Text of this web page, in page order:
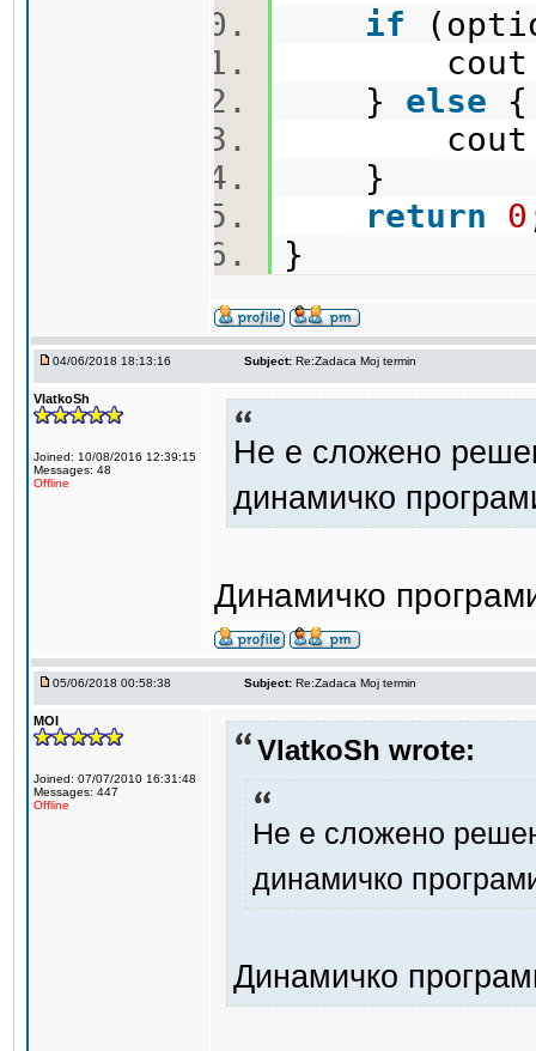
if
cout
} else
cout
}
return
0
}
04/06/2018 18:13:16 Subject: Re:Zadaca Moj termin
VlatkoSh
Joined: 10/08/2016 12:39:15
Messages: 48
Offline
Не е сложено
динамичко
Динамичко
05/06/2018 00:58:38 Subject: Re:Zadaca Moj termin
MOI
Joined: 07/07/2010 16:31:48
Messages: 447
Offline
VlatkoSh wrote:
Не е сложено
динамичко
Динамичко